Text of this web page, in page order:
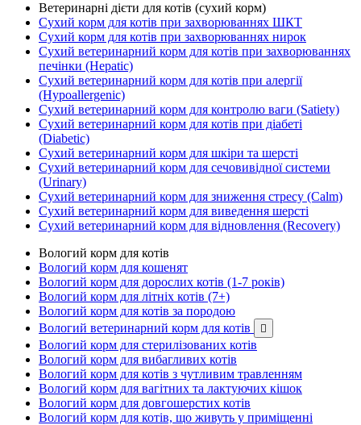
Ветеринарні дієти для котів (сухий корм)
Сухий корм для котів при захворюваннях ШКТ
Сухий корм для котів при захворюваннях нирок
Сухий ветеринарний корм для котів при захворюваннях
печінки (Hepatic)
Сухий ветеринарний корм для котів при алергії
(Hypoallergenic)
Сухий ветеринарний корм для контролю ваги (Satiety)
Сухий ветеринарний корм для котів при діабеті
(Diabetic)
Сухий ветеринарний корм для шкіри та шерсті
Сухий ветеринарний корм для сечовивідної системи
(Urinary)
Сухий ветеринарний корм для зниження стресу (Calm)
Сухий ветеринарний корм для виведення шерсті
Сухий ветеринарний корм для відновлення (Recovery)
Вологий корм для котів
Вологий корм для кошенят
Вологий корм для дорослих котів (1-7 років)
Вологий корм для літніх котів (7+)
Вологий корм для котів за породою
Вологий ветеринарний корм для котів

Вологий корм для стерилізованих котів
Вологий корм для вибагливих котів
Вологий корм для котів з чутливим травленням
Вологий корм для вагітних та лактуючих кішок
Вологий корм для довгошерстих котів
Вологий корм для котів, що живуть у приміщенні